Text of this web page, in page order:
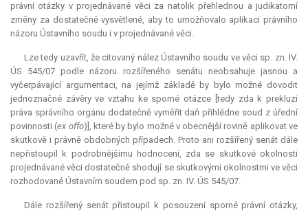
právní otázky v projednávané věci za natolik přehlednou a judikatorní
změny za dostatečně vysvětlené, aby to umožňovalo aplikaci právního
názoru Ústavního soudu i v projednávané věci.
Lze tedy uzavřít, že citovaný nález Ústavního soudu ve věci sp. zn. IV.
ÚS 545/07 podle názoru rozšířeného senátu neobsahuje jasnou a
vyčerpávající argumentaci, na jejímž základě by bylo možné dovodit
jednoznačné závěry ve vztahu ke sporné otázce [tedy zda k prekluzi
práva správního orgánu dodatečně vyměřit daň přihlédne soud z úřední
povinnosti (ex offo)], které by bylo možné v obecnější rovině aplikovat ve
skutkově i právně obdobných případech. Proto ani rozšířený senát dále
nepřistoupil k podrobnějšímu hodnocení, zda se skutkové okolnosti
projednávané věci dostatečně shodují se skutkovými okolnostmi ve věci
rozhodované Ústavním soudem pod sp. zn. IV. ÚS 545/07.
Dále rozšířený senát přistoupil k posouzení sporné právní otázky,